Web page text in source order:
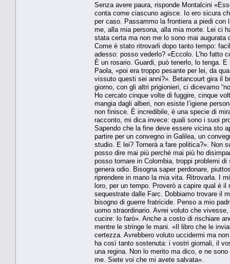
Senza avere paura, risponde Montalcini
conta come ciascuno agisce. Io ero sicura
per caso. Passammo la frontiera a piedi
me, alla mia persona, alla mia morte. Lei ci
stata certa ma non me lo sono mai
Come è stato ritrovarli dopo tanto tempo:
adesso: posso vederlo? «Eccolo. L’ho fatto
È un rosario. Guardi, può tenerlo, lo tenga.
Paola, «poi era troppo pesante per lei, da
vissuto questi sei anni?». Betancourt gira il
giorno, con gli altri prigionieri, ci dicevamo
Ho cercato cinque volte di fuggire, cinque
mangia dagli alberi, non esiste l’igiene
non finisce. È incredibile, è una specie di
racconto, mi dica invece: quali sono i suoi
Sapendo che la fine deve essere vicina sto
partire per un convegno in Galilea, un
studio. E lei? Tornerà a fare politica?». Non
posso dire mai più perché mai più ho
posso tornare in Colombia, troppi problemi
genera odio. Bisogna saper perdonare,
riprendere in mano la mia vita. Ritrovarla. I
loro, per un tempo. Proverò a capire qual è
sequestrate dalle Farc. Dobbiamo trovare il
bisogno di guerre fratricide. Penso a mio
uomo straordinario. Avrei voluto che
cucire: lo farò». Anche a costo di rischiare
mentre le stringe le mani. «Il libro che le
certezza. Avrebbero voluto uccidermi ma
ha così tanto sostenuta: i vostri giornali, il
una regina. Non lo merito ma dico, e ne
me. Siete voi che mi avete salvata».